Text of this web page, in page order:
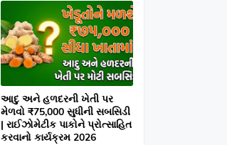
આદુ અને હળદરની ખેતી પર
મેળવો ₹75,000 સુધીની સબસિડી
| રાઈઝોમેટીક પાકોને પ્રોત્સાહિત
કરવાનો કાર્યક્રમ 2026